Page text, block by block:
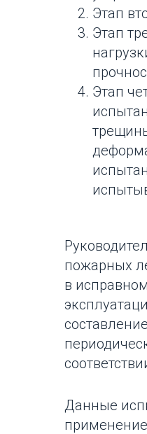
Этап
Этап
Этап
пожарных
в
Данные